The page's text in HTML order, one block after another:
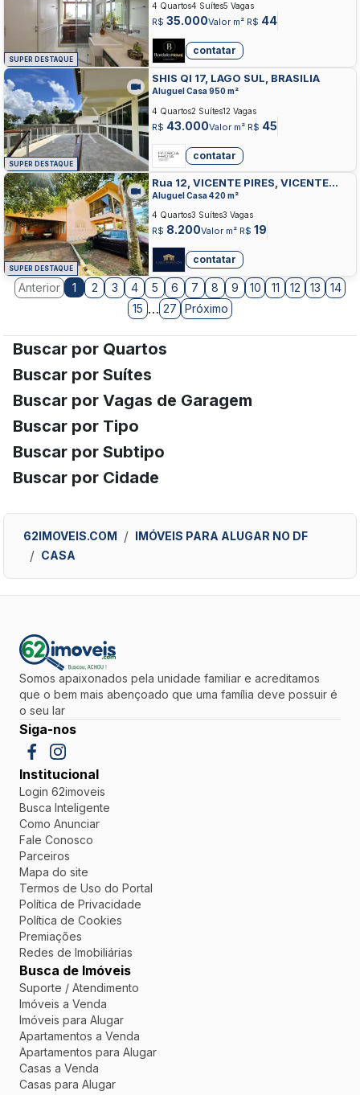
SUPER DESTAQUE
R$ 35.000Valor m² R$ 44
4 Quartos4 Suítes5 Vagas
contatar
SUPER DESTAQUE
SHIS QI 17, LAGO SUL, BRASILIA
Aluguel Casa 950 m²
R$ 43.000Valor m² R$ 45
4 Quartos2 Suítes12 Vagas
contatar
SUPER DESTAQUE
Rua 12, VICENTE PIRES, VICENTE
PIRES
Aluguel Casa 420 m²
R$ 8.200Valor m² R$ 19
4 Quartos3 Suítes3 Vagas
contatar
Anterior 1 2 3 4 5 6 7 8 9 10 11 12 13
14
15 … 27 Próximo
Buscar por Quartos
Buscar por Suítes
Buscar por Vagas de Garagem
Buscar por Tipo
Buscar por Subtipo
Buscar por Cidade
62IMOVEIS.COM
IMÓVEIS PARA ALUGAR NO DF
CASA
Somos apaixonados pela unidade familiar e acreditamos
que o bem mais abençoado que uma família deve possuir é
o seu lar
Siga-nos
Institucional
Login 62imoveis
Busca Inteligente
Como Anunciar
Fale Conosco
Parceiros
Mapa do site
Termos de Uso do Portal
Política de Privacidade
Política de Cookies
Premiações
Redes de Imobiliárias
Busca de Imóveis
Suporte / Atendimento
Imóveis a Venda
Imóveis para Alugar
Apartamentos a Venda
Apartamentos para Alugar
Casas a Venda
Casas para Alugar